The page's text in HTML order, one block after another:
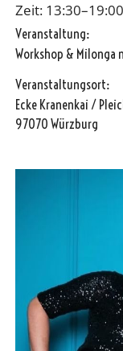
Zeit:
Veranstaltung:
Workshop & Milonga
Veranstaltungsort:
Ecke Kranenkai /
97070 Würzburg